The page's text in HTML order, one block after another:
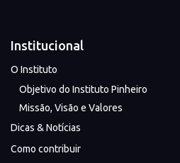
Institucional
O Instituto
Objetivo do Instituto Pinheiro
Missão, Visão e Valores
Dicas & Notícias
Como contribuir